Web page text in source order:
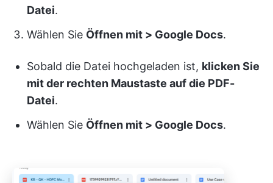
Datei.
Wählen Sie Öffnen mit > Google Docs.
Sobald die Datei hochgeladen ist, klicken Sie
mit der rechten Maustaste auf die PDF-
Datei.
Wählen Sie Öffnen mit > Google Docs.